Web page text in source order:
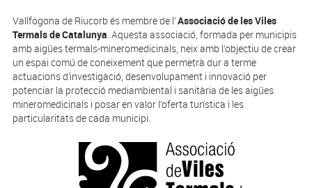
Vallfogona de Riucorb és membre de l’Associació de les Viles
Termals de Catalunya. Aquesta associació, formada per municipis
amb aigües termals-mineromedicinals, neix amb l’objectiu de crear
un espai comú de coneixement que permetrà dur a terme
actuacions d’investigació, desenvolupament i innovació per
potenciar la protecció mediambiental i sanitària de les aigües
mineromedicinals i posar en valor l’oferta turística i les
particularitats de cada municipi.